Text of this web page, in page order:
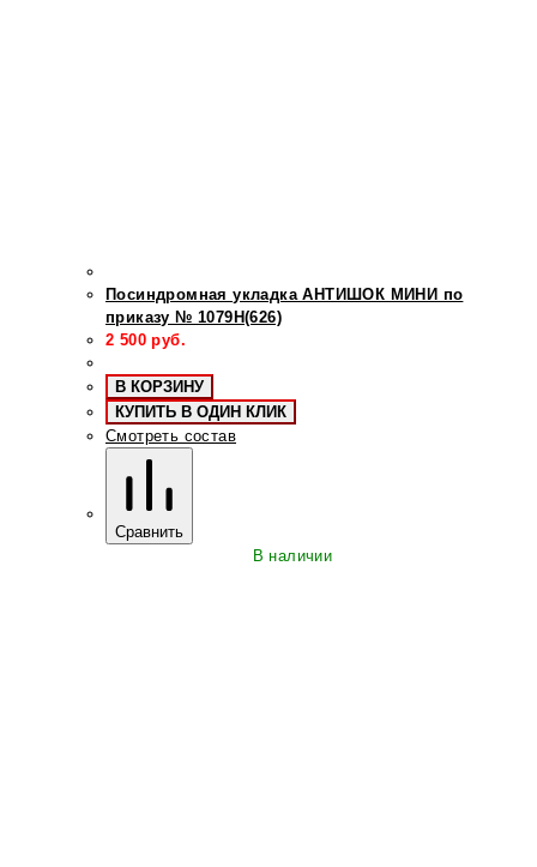
Посиндромная укладка АНТИШОК МИНИ по
приказу № 1079Н(626)
2 500 руб.
В КОРЗИНУ
КУПИТЬ В ОДИН КЛИК
Смотреть состав
Сравнить
В наличии